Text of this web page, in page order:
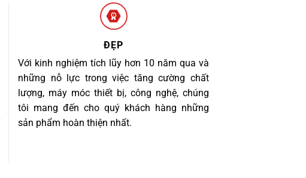
ĐẸP
Với kinh nghiệm tích lũy hơn 10 năm qua và
những nỗ lực trong việc tăng cường chất
lượng, máy móc thiết bị, công nghệ, chúng
tôi mang đến cho quý khách hàng những
sản phẩm hoàn thiện nhất.